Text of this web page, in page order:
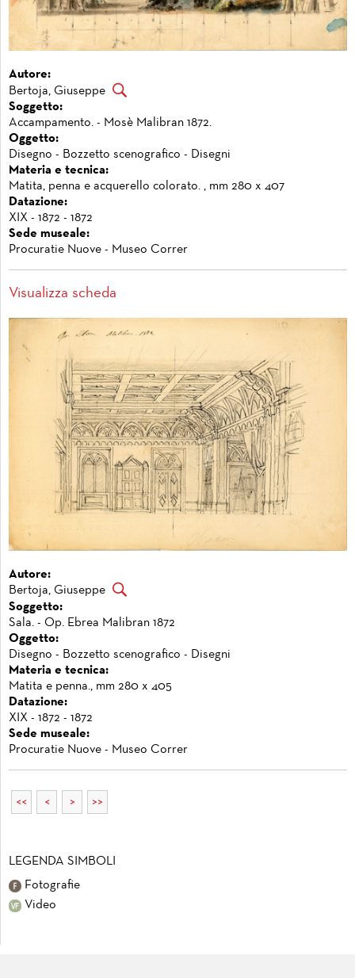
Autore:
Bertoja, Giuseppe
Soggetto:
Accampamento. - Mosè Malibran 1872.
Oggetto:
Disegno - Bozzetto scenografico - Disegni
Materia e tecnica:
Matita, penna e acquerello colorato. , mm 280 x 407
Datazione:
XIX - 1872 - 1872
Sede museale:
Procuratie Nuove - Museo Correr
Visualizza scheda
Autore:
Bertoja, Giuseppe
Soggetto:
Sala. - Op. Ebrea Malibran 1872
Oggetto:
Disegno - Bozzetto scenografico - Disegni
Materia e tecnica:
Matita e penna., mm 280 x 405
Datazione:
XIX - 1872 - 1872
Sede museale:
Procuratie Nuove - Museo Correr
<< < > >>
LEGENDA SIMBOLI
Fotografie
Video